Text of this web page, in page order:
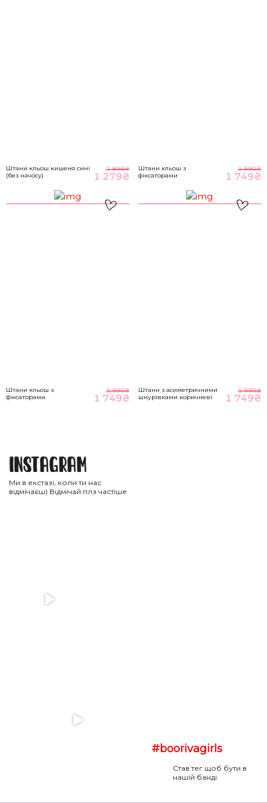
Штани кльош кишеня сині
(без начосу)
1 899₴
1 279₴
Штани кльош з
фіксаторами
1 990₴
1 749₴
Штани кльош з
фіксаторами
1 990₴
1 749₴
Штани з асиметричними
шнурівками коричневі
1 990₴
1 749₴
Instagram
Ми в екстазі, коли ти нас
відмічаєш) Відмічай плз частіше
#boorivagirls
Став тег щоб бути в
нашій банді.